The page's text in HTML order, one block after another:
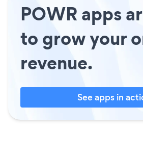
POWR apps
to grow your
revenue.
See apps in